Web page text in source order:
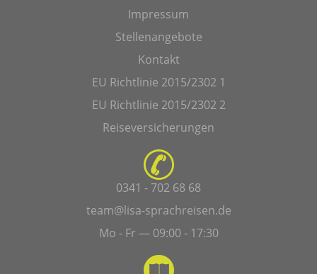
Impressum
Stellenangebote
Kontakt
EU Richtlinie 2015/2302 1
EU Richtlinie 2015/2302 2
Reiseversicherungen
0341 - 702 68 68
team@lisa-sprachreisen.de
Mo - Fr — 09:00 - 17:30